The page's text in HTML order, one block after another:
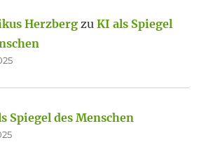
Herzberg zuKI als Spiegel
Spiegel des Menschen